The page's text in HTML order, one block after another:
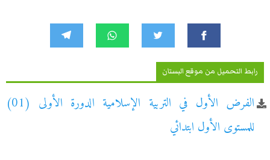
رابط التحميل من موقع البستان
الفرض الأول في التربية الإسلامية الدورة الأولى (01)
للمستوى الأول ابتدائي